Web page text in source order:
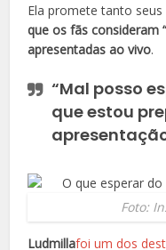
Ela promete tanto
que os fãs consideram
apresentadas ao vivo.
“Mal posso
que estou
Foto:
Ludmillafoi um dos